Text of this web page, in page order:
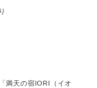
満天の宿IORI（イオ